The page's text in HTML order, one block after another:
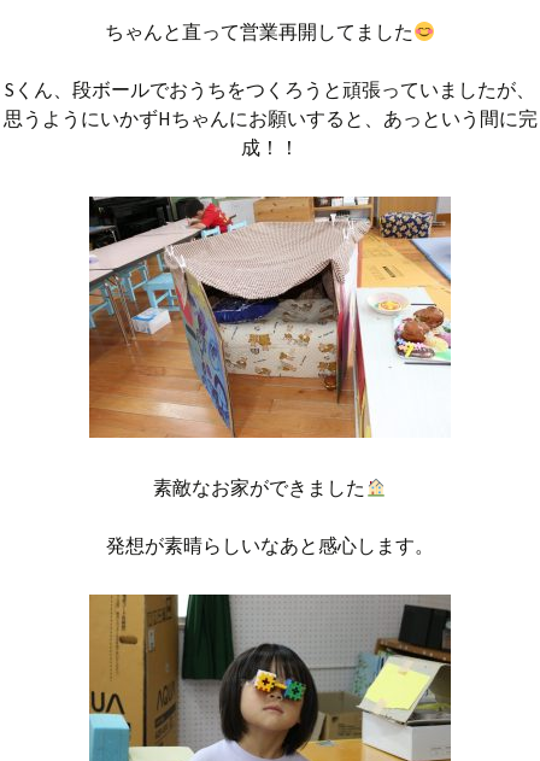
ちゃんと直って営業再開してました
Sくん、段ボールでおうちをつくろうと頑張っていましたが、
思うようにいかずHちゃんにお願いすると、あっという間に完
成！！
素敵なお家ができました
発想が素晴らしいなあと感心します。